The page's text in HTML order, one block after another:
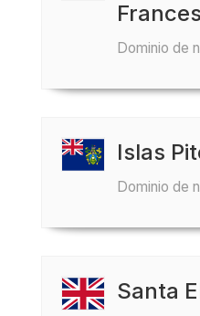
Dominio de
Islas
Dominio de
Santa